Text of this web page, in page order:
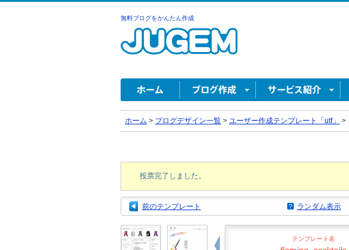
無料ブログをかんたん作成
ホーム > ブログデザイン一覧 > ユーザー作成テンプレート「utf」 >
投票完了しました。
前のテンプレート ランダム表示
テンプレート名